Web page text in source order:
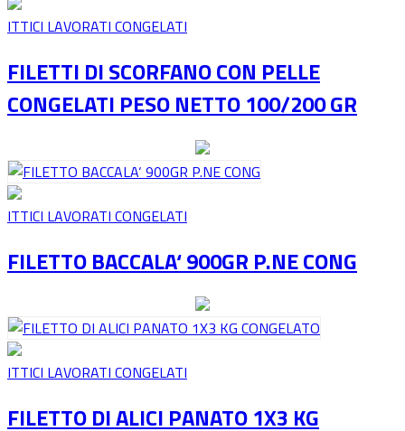
ITTICI LAVORATI CONGELATI
FILETTI DI SCORFANO CON PELLE
CONGELATI PESO NETTO 100/200 GR
ITTICI LAVORATI CONGELATI
FILETTO BACCALA‘ 900GR P.NE CONG
ITTICI LAVORATI CONGELATI
FILETTO DI ALICI PANATO 1X3 KG